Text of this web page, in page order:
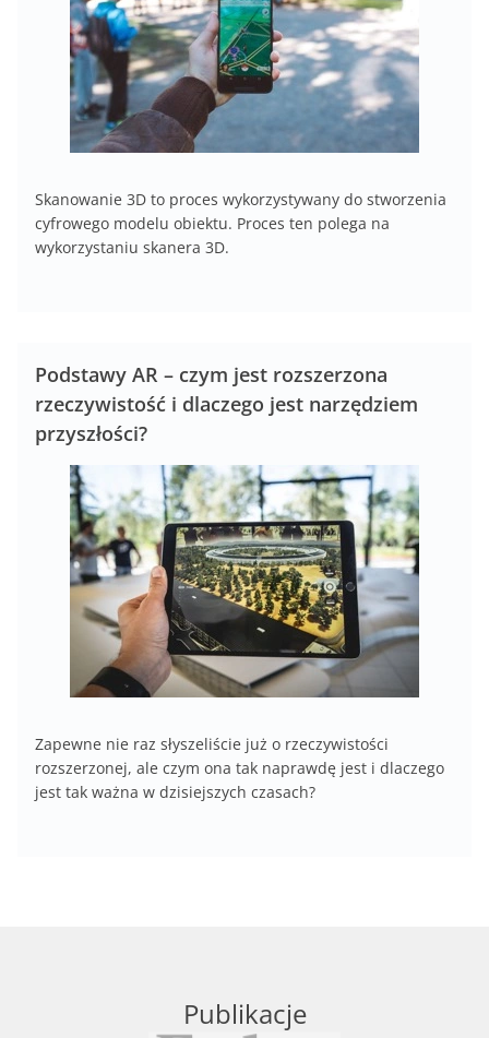
Skanowanie 3D to proces wykorzystywany do stworzenia
cyfrowego modelu obiektu. Proces ten polega na
wykorzystaniu skanera 3D.
Podstawy AR – czym jest rozszerzona
rzeczywistość i dlaczego jest narzędziem
przyszłości?
Zapewne nie raz słyszeliście już o rzeczywistości
rozszerzonej, ale czym ona tak naprawdę jest i dlaczego
jest tak ważna w dzisiejszych czasach?
Publikacje